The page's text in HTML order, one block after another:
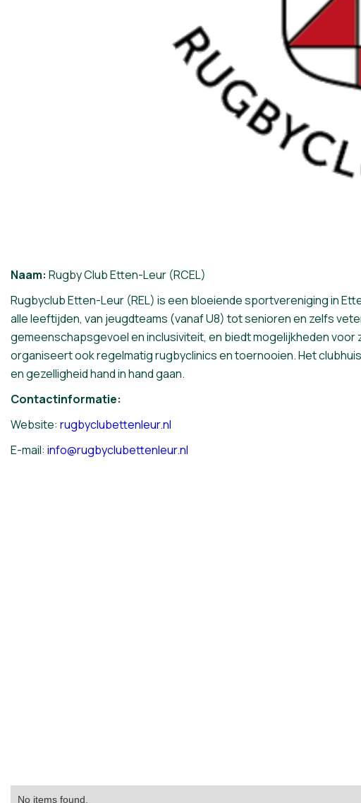
Naam: Rugby Club Etten-Leur (RCEL)
Rugbyclub Etten-Leur (REL) is een bloeiende sportvereniging in
alle leeftijden, van jeugdteams (vanaf U8) tot senioren en zelfs
gemeenschapsgevoel en inclusiviteit, en biedt mogelijkheden
organiseert ook regelmatig rugbyclinics en toernooien. Het
en gezelligheid hand in hand gaan.
Contactinformatie:
Website: rugbyclubettenleur.nl
E-mail: info@rugbyclubettenleur.nl
No items found.